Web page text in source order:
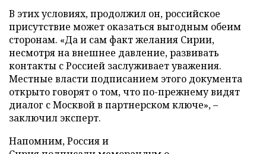
В этих условиях, продолжил он, российское
присутствие может оказаться выгодным обеим
сторонам. «Да и сам факт желания Сирии,
несмотря на внешнее давление, развивать
контакты с Россией заслуживает уважения.
Местные власти подписанием этого документа
открыто говорят о том, что по-прежнему видят
диалог с Москвой в партнерском ключе», –
заключил эксперт.
Напомним, Россия и